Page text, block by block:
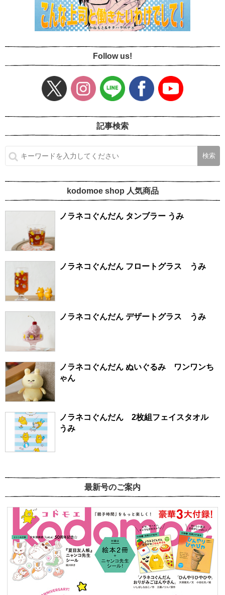
Follow us!
記事検索
kodomoe shop 人気商品
ノラネコぐんだん タンブラー うみ
ノラネコぐんだん フロートグラス うみ
ノラネコぐんだん デザートグラス うみ
ノラネコぐんだん ぬいぐるみ ワンワンち
ゃん
ノラネコぐんだん 2枚組フェイスタオル
うみ
最新号のご案内